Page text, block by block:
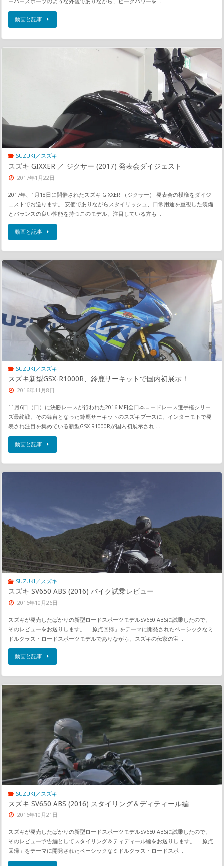
動画と記事
SUZUKI／スズキ
スズキ GIXXER ／ ジクサー (2017) 発表会ダイジェスト
2017年1月22日
2017年、1月18日に開催されたスズキ GIXXER （ジクサー） 発表会の模様をダイジ
ェストでお送ります。 安価でありながらスタイリッシュ、日常用途を重視した装備
とバランスの良い性能を持つこのモデル、注目している方も …
動画と記事
SUZUKI／スズキ
スズキ新型GSX-R1000R、鈴鹿サーキットで国内初展示！
2016年11月8日
11月6日（日）に決勝レースが行われた2016 MFJ全日本ロードレース選手権シリー
ズ最終戦。その舞台となった鈴鹿サーキットのスズキブースに、インターモトで発
表され注目を集めている新型GSX-R1000Rが国内初展示され …
動画と記事
SUZUKI／スズキ
スズキ SV650 ABS (2016) バイク試乗レビュー
2016年10月26日
スズキが発売したばかりの新型ロードスポーツモデルSV650 ABSに試乗したので、
そのレビューをお送りします。 「原点回帰」をテーマに開発されたベーシックなミ
ドルクラス・ロードスポーツモデルでありながら、スズキの伝家の宝 …
動画と記事
SUZUKI／スズキ
スズキ SV650 ABS (2016) スタイリング＆ディティール編
2016年10月21日
スズキが発売したばかりの新型ロードスポーツモデルSV650 ABSに試乗したので、
そのレビュー予告編としてスタイリング＆ティディール編をお送りします。 「原点
回帰」をテーマに開発されたベーシックなミドルクラス・ロードスポ …